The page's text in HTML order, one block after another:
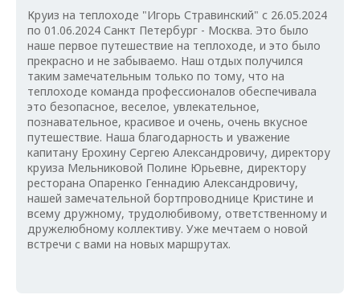
Круиз на теплоходе "Игорь Стравинский" с 26.05.2024
по 01.06.2024 Санкт Петербург - Москва. Это было
наше первое путешествие на теплоходе, и это было
прекрасно и не забываемо. Наш отдых получился
таким замечательным только по тому, что на
теплоходе команда профессионалов обеспечивала
это безопасное, веселое, увлекательное,
познавательное, красивое и очень, очень вкусное
путешествие. Наша благодарность и уважение
капитану Ерохину Сергею Александровичу, директору
круиза Мельниковой Полине Юрьевне, директору
ресторана Опаренко Геннадию Александровичу,
нашей замечательной бортпроводнице Кристине и
всему дружному, трудолюбивому, ответственному и
дружелюбному коллективу. Уже мечтаем о новой
встречи с вами на новых маршрутах.